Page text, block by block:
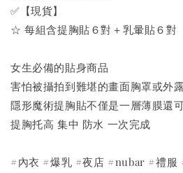
✅【現貨】
☆ 每組含提胸貼６對＋乳暈貼６對
女生必備的貼身商品
害怕被攝拍到難堪的畫面胸罩或外
隱形魔術提胸貼不僅是一層薄膜還
提胸托高 集中 防水 一次完成
#內衣 #爆乳 #夜店 #nubar #禮服